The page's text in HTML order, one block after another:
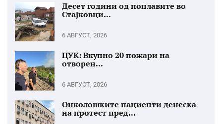
Десет години од поплавите во
Стајковци...
6 АВГУСТ, 2026
ЦУК: Вкупно 20 пожари на
отворен...
6 АВГУСТ, 2026
Онколошките пациенти денеска
на протест пред...